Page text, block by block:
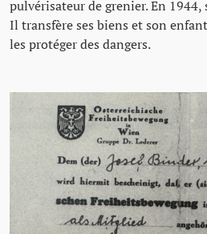
pulvérisateur de grenier. En
Il transfère ses biens et son
les protéger des dangers.